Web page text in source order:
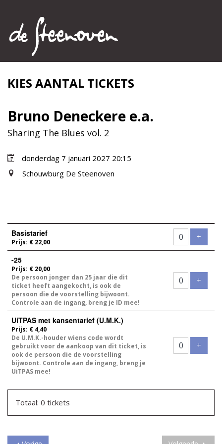
KIES AANTAL TICKETS
Bruno Deneckere e.a.
Sharing The Blues vol. 2
donderdag 7 januari 2027 20:15
Schouwburg De Steenoven
Aantal
tickets
Basistarief
Prijs: € 22,00
+
-25
Prijs: € 20,00
De persoon jonger dan 25 jaar die dit
ticket heeft aangekocht, is ook de
persoon die de voorstelling bijwoont.
Controle aan de ingang, breng je ID mee!
+
UiTPAS met kansentarief (U.M.K.)
Prijs: € 4,40
De U.M.K.-houder wiens code wordt
gebruikt voor de aankoop van dit ticket, is
ook de persoon die de voorstelling
bijwoont. Controle aan de ingang, breng je
UiTPAS mee!
+
Totaal: 0 tickets